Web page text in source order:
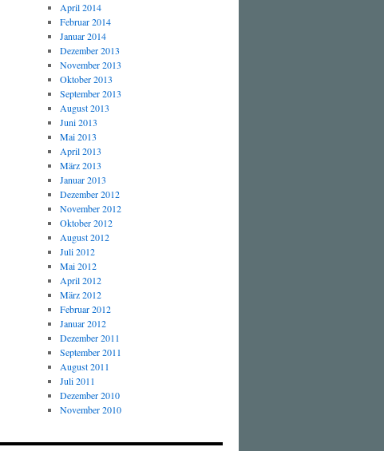
April 2014
Februar 2014
Januar 2014
Dezember 2013
November 2013
Oktober 2013
September 2013
August 2013
Juni 2013
Mai 2013
April 2013
März 2013
Januar 2013
Dezember 2012
November 2012
Oktober 2012
August 2012
Juli 2012
Mai 2012
April 2012
März 2012
Februar 2012
Januar 2012
Dezember 2011
September 2011
August 2011
Juli 2011
Dezember 2010
November 2010